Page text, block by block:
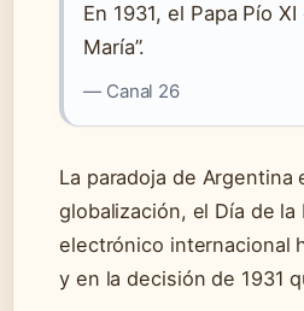
En 1931, el Papa Pío
María”.
— Canal 26
La paradoja de
globalización, el Día de
electrónico internacional
y en la decisión de 1931